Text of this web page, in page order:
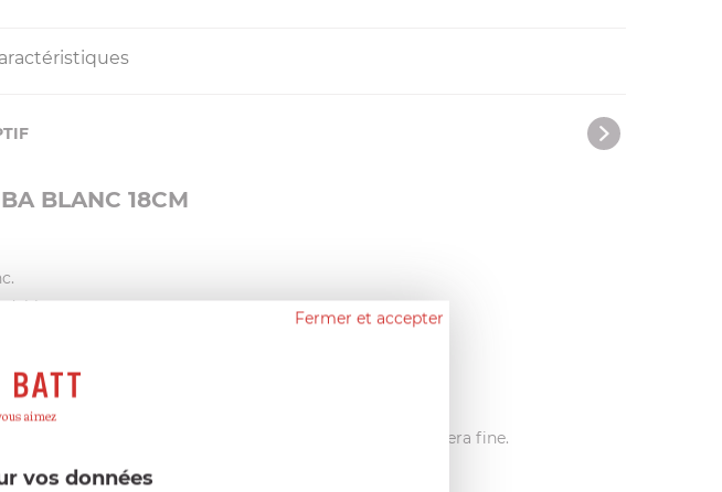
BLANC 18CM
du bouton : plus le bouton est serré, plus la mouture sera fine.
dents du broyeur.
Fermer et accepter
vos données